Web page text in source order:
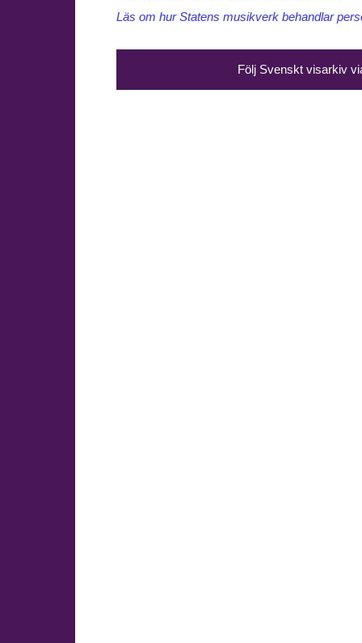
Läs om hur Statens musikverk behandlar
Följ Svenskt visarkiv